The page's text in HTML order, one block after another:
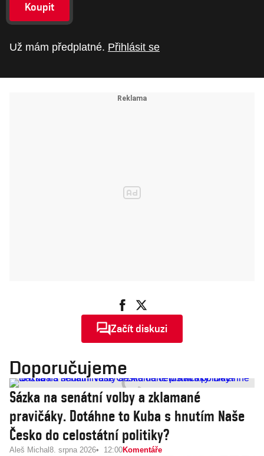
Koupit
Už mám předplatné. Přihlásit se
Začít diskuzi
Doporučujeme
Sázka na senátní volby a zklamané
pravičáky. Dotáhne to Kuba s hnutím Naše
Česko do celostátní politiky?
Aleš Michal 8. srpna 2026 12:00Komentáře